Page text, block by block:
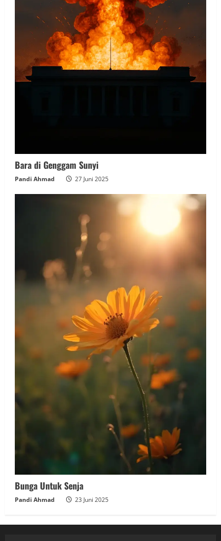
Bara di Genggam Sunyi
Pandi Ahmad 27 Juni 2025
Bunga Untuk Senja
Pandi Ahmad 23 Juni 2025